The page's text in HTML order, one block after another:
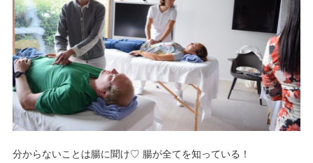
分からないことは腸に聞け♡ 腸が全てを知っている！